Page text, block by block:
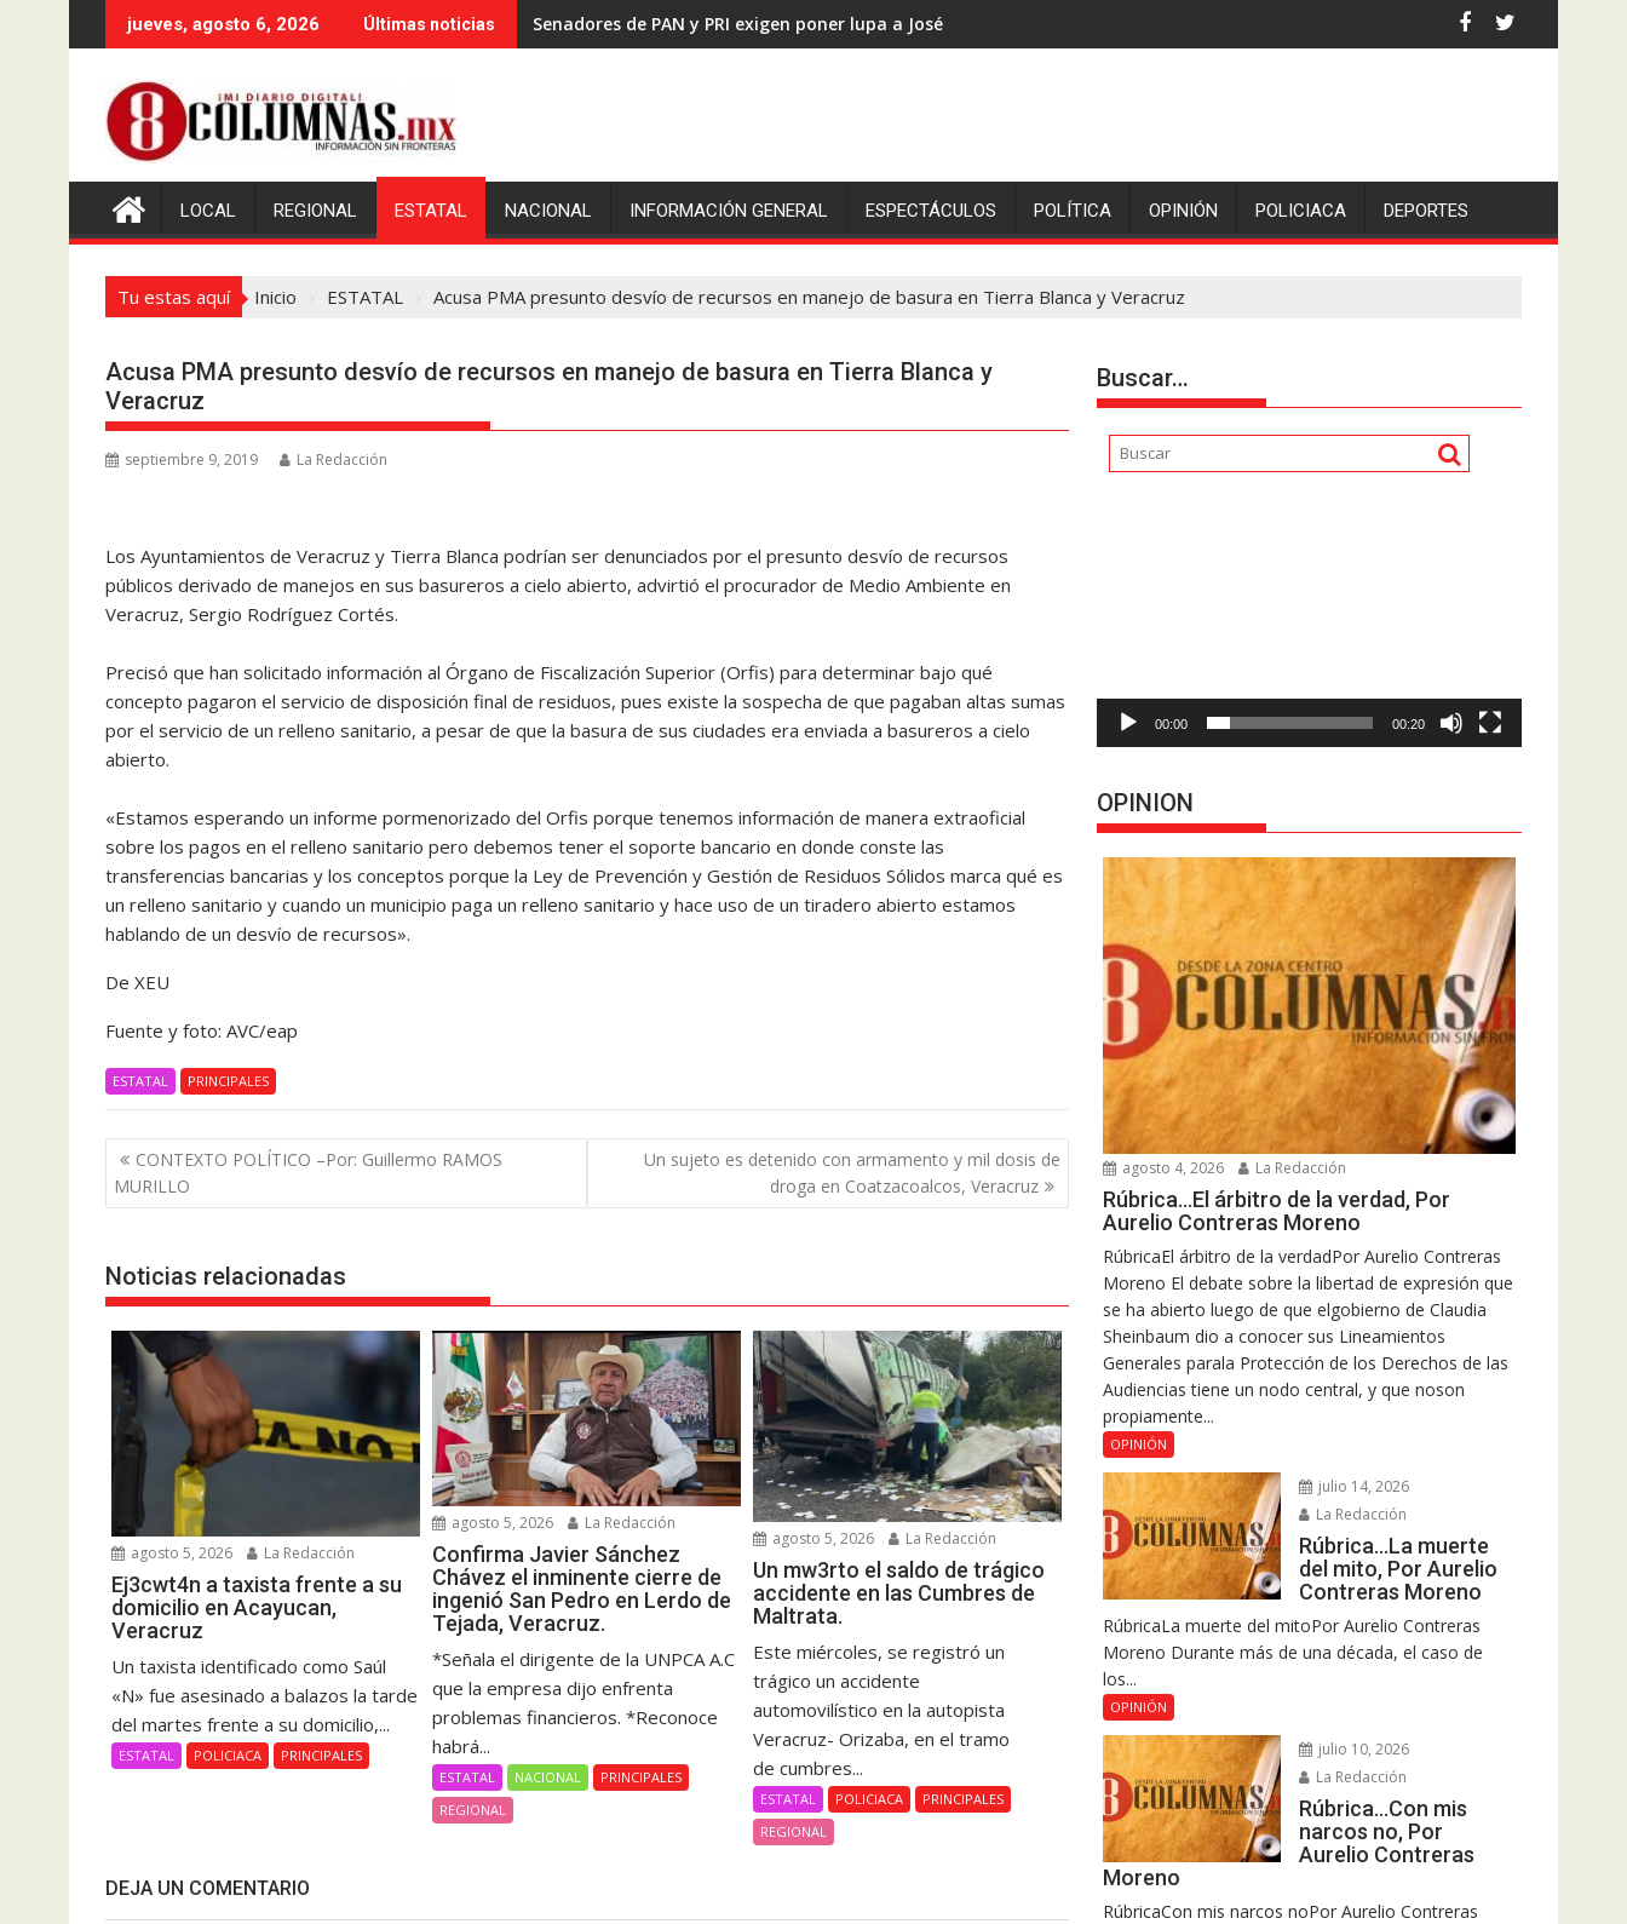
al
jueves, agosto 6, 2026 Últimas noticias Senadores de PAN y PRI exigen poner lupa a José Antonio Álvarez
LOCAL REGIONAL ESTATAL NACIONAL INFORMACIÓN GENERAL ESPECTÁCULOS POLÍTICA OPINIÓN POLICIACA DEPORTES
Tu estas aquí Inicio ESTATAL Acusa PMA presunto desvío de recursos en manejo de basura en Tierra Blanca y Veracruz
Acusa PMA presunto desvío de recursos en manejo de basura en Tierra Blanca y
Veracruz
septiembre 9, 2019 La Redacción
Los Ayuntamientos de Veracruz y Tierra Blanca podrían ser denunciados por el presunto desvío de recursos
públicos derivado de manejos en sus basureros a cielo abierto, advirtió el procurador de Medio Ambiente en
Veracruz, Sergio Rodríguez Cortés.
Precisó que han solicitado información al Órgano de Fiscalización Superior (Orfis) para determinar bajo qué
concepto pagaron el servicio de disposición final de residuos, pues existe la sospecha de que pagaban altas sumas
por el servicio de un relleno sanitario, a pesar de que la basura de sus ciudades era enviada a basureros a cielo
abierto.
«Estamos esperando un informe pormenorizado del Orfis porque tenemos información de manera extraoficial
sobre los pagos en el relleno sanitario pero debemos tener el soporte bancario en donde conste las
transferencias bancarias y los conceptos porque la Ley de Prevención y Gestión de Residuos Sólidos marca qué es
un relleno sanitario y cuando un municipio paga un relleno sanitario y hace uso de un tiradero abierto estamos
hablando de un desvío de recursos».
De XEU
Fuente y foto: AVC/eap
ESTATAL PRINCIPALES
Navegación
de
entradas
CONTEXTO POLÍTICO –Por: Guillermo RAMOS
MURILLO
Un sujeto es detenido con armamento y mil dosis de
droga en Coatzacoalcos, Veracruz
Noticias relacionadas
agosto 5, 2026 La Redacción
Ej3cwt4n a taxista frente a su
domicilio en Acayucan,
Veracruz
Un taxista identificado como Saúl
«N» fue asesinado a balazos la tarde
del martes frente a su domicilio,...
ESTATAL POLICIACA PRINCIPALES
agosto 5, 2026 La Redacción
Confirma Javier Sánchez
Chávez el inminente cierre de
ingenió San Pedro en Lerdo de
Tejada, Veracruz.
*Señala el dirigente de la UNPCA A.C
que la empresa dijo enfrenta
problemas financieros. *Reconoce
habrá...
ESTATAL NACIONAL
PRINCIPALES
REGIONAL
agosto 5, 2026 La Redacción
Un mw3rto el saldo de trágico
accidente en las Cumbres de
Maltrata.
Este miércoles, se registró un
trágico un accidente
automovilístico en la autopista
Veracruz- Orizaba, en el tramo
de cumbres...
ESTATAL POLICIACA
PRINCIPALES
REGIONAL
DEJA UN COMENTARIO
Buscar…
00:00 00:20
OPINION
agosto 4, 2026 La Redacción
Rúbrica…El árbitro de la verdad, Por
Aurelio Contreras Moreno
RúbricaEl árbitro de la verdadPor Aurelio Contreras
Moreno El debate sobre la libertad de expresión que
se ha abierto luego de que elgobierno de Claudia
Sheinbaum dio a conocer sus Lineamientos
Generales parala Protección de los Derechos de las
Audiencias tiene un nodo central, y que noson
propiamente...
OPINIÓN
julio 14, 2026
La Redacción
Rúbrica…La muerte
del mito, Por Aurelio
Contreras Moreno
RúbricaLa muerte del mitoPor Aurelio Contreras
Moreno Durante más de una década, el caso de
los...
OPINIÓN
julio 10, 2026
La Redacción
Rúbrica…Con mis
narcos no, Por
Aurelio Contreras
Moreno
RúbricaCon mis narcos noPor Aurelio Contreras